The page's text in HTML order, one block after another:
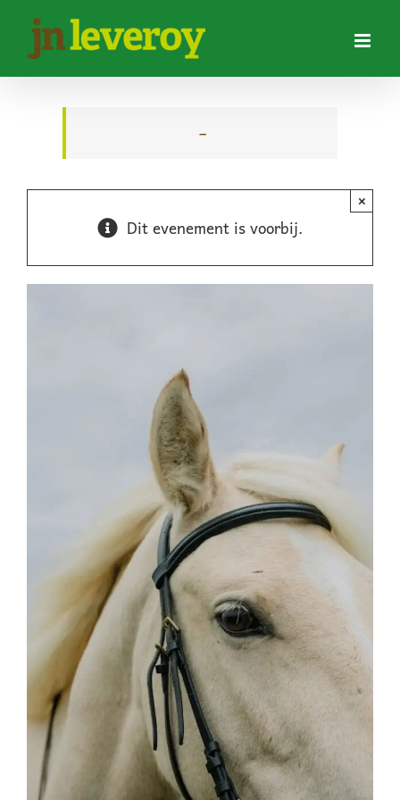
inhoud
–
Dit evenement is voorbij.
×